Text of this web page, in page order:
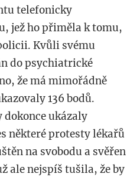
telefonicky
jež ho přiměla k tomu,
Kvůli svému
do psychiatrické
že má mimořádně
136 bodů.
dokonce ukázaly
některé protesty lékařů
na svobodu a svěřen
ale nejspíš tušila, že by